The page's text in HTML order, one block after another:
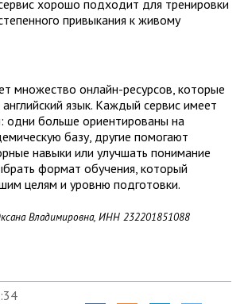
хорошо подходит для тренировки
привыкания к живому
множество онлайн-ресурсов, которые
язык. Каждый сервис имеет
одни больше ориентированы на
базу, другие помогают
навыки или улучшать понимание
формат обучения, который
целям и уровню подготовки.
Владимировна, ИНН 232201851088